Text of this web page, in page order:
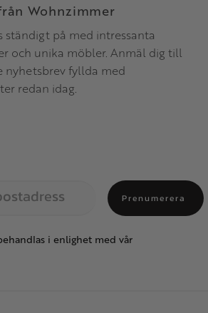
Wohnzimmer
ständigt på med intressanta
och unika möbler. Anmäl dig till
nyhetsbrev fyllda med
redan idag.
Prenumerera
i enlighet med vår